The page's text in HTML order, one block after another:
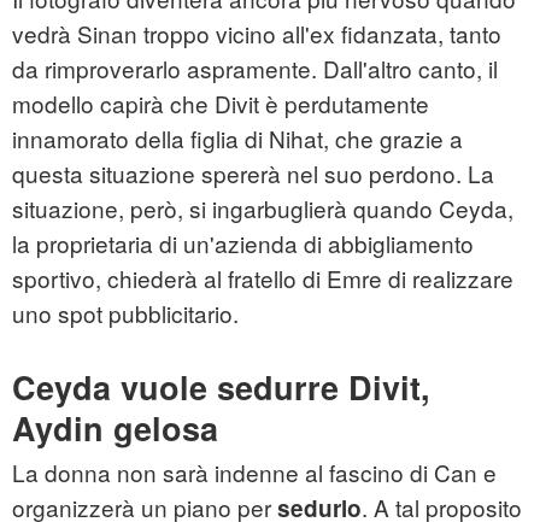
vedrà Sinan troppo vicino all'ex fidanzata, tanto
da rimproverarlo aspramente. Dall'altro canto, il
modello capirà che Divit è perdutamente
innamorato della figlia di Nihat, che grazie a
questa situazione spererà nel suo perdono. La
situazione, però, si ingarbuglierà quando Ceyda,
la proprietaria di un'azienda di abbigliamento
sportivo, chiederà al fratello di Emre di realizzare
uno spot pubblicitario.
Ceyda vuole sedurre Divit,
Aydin gelosa
La donna non sarà indenne al fascino di Can e
organizzerà un piano persedurlo. A tal proposito